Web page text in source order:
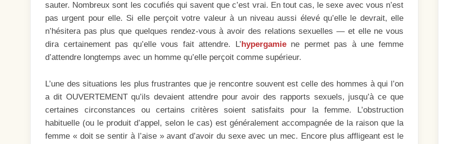
sauter. Nombreux sont les cocufiés qui savent que c’est vrai. En tout cas, le sexe avec vous n’est
pas urgent pour elle. Si elle perçoit votre valeur à un niveau aussi élevé qu’elle le devrait, elle
n’hésitera pas plus que quelques rendez-vous à avoir des relations sexuelles — et elle ne vous
dira certainement pas qu’elle vous fait attendre. L’hypergamiene permet pas à une femme
d’attendre longtemps avec un homme qu’elle perçoit comme supérieur.
L’une des situations les plus frustrantes que je rencontre souvent est celle des hommes à qui l’on
a dit OUVERTEMENT qu’ils devaient attendre pour avoir des rapports sexuels, jusqu’à ce que
certaines circonstances ou certains critères soient satisfaits pour la femme. L’obstruction
habituelle (ou le produit d’appel, selon le cas) est généralement accompagnée de la raison que la
femme « doit se sentir à l’aise » avant d’avoir du sexe avec un mec. Encore plus affligeant est le